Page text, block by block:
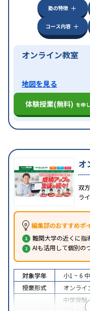
特徴
中高一貫
オン
みの受講可
塾の特徴
コース内容
オンライン教室
地図を見る
体験授業(無料) を申
オ
双
ラ
編集部のおすすめポ
難関大学の近くに指
AIも活用して個別の
対象学年 小1 ~ 6
授業形式
オンライ
中学受験